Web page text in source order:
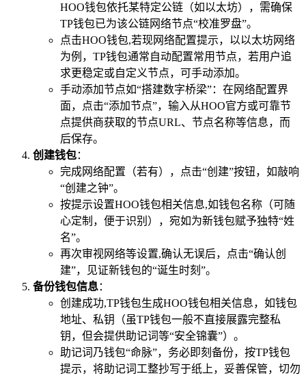
HOO钱包依托某特定公链（如以太坊），需确保
TP钱包已为该公链网络节点“校准罗盘”。
点击HOO钱包,若现网络配置提示，以以太坊网络
为例，TP钱包通常自动配置常用节点，若用户追
求更稳定或自定义节点，可手动添加。
手动添加节点如“搭建数字桥梁”：在网络配置界
面，点击“添加节点”，输入从HOO官方或可靠节
点提供商获取的节点URL、节点名称等信息，而
后保存。
创建钱包：
完成网络配置（若有），点击“创建”按钮，如敲响
“创建之钟”。
按提示设置HOO钱包相关信息,如钱包名称（可随
心定制，便于识别），宛如为新钱包赋予独特“姓
名”。
再次审视网络等设置,确认无误后，点击“确认创
建”，见证新钱包的“诞生时刻”。
备份钱包信息：
创建成功,TP钱包生成HOO钱包相关信息，如钱包
地址、私钥（虽TP钱包一般不直接展露完整私
钥，但会提供助记词等“安全锦囊”）。
助记词乃钱包“命脉”，务必即刻备份，按TP钱包
提示，将助记词工整抄写于纸上，妥善保管，切勿